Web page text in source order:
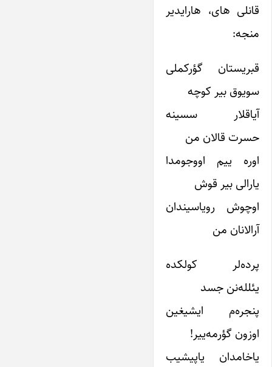
قانلی های، هارایدیر
منجه:
قبریستان گؤرکملی
سویوق بیر کوچه
آیاقلار سسینه
حسرت قالان من
اوره ییم اووجومدا
یارالی بیر قوش
اوچوش رویاسیندان
آرالانان من
پرده‌لر کولکده
یئلله‌نن جسد
پنجره‌م ایشیغین
اوزون گؤرمه‌ییر!
یاخامدان یاپیشیب